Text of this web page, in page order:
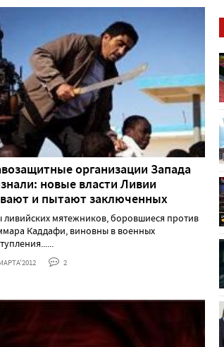
организации Запада
новые власти Ливии
и пытают заключенных
ливийских мятежников, боровшиеся против
Каддафи, виновны в военных
2